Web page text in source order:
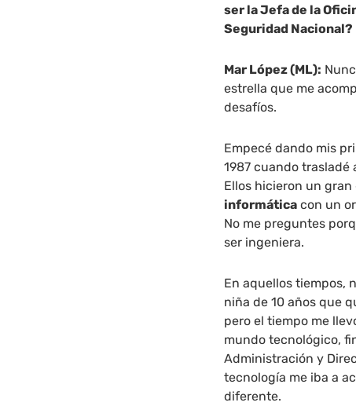
ser la Jefa de la
Seguridad Nacional?
Mar López (ML):
estrella que me
desafíos.
Empecé dando mis
1987 cuando
Ellos hicieron un
informática con un
No me preguntes
ser ingeniera.
En aquellos tiempos,
niña de 10 años que
pero el tiempo me
mundo tecnológico,
Administración y
tecnología me iba a
diferente.